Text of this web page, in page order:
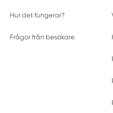
Hur det fungerar?
Frågor från besökare